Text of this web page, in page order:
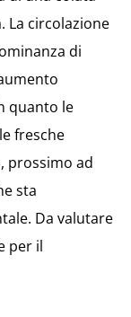
La circolazione
di
quanto le
fresche
prossimo ad
sta
Da valutare
per il